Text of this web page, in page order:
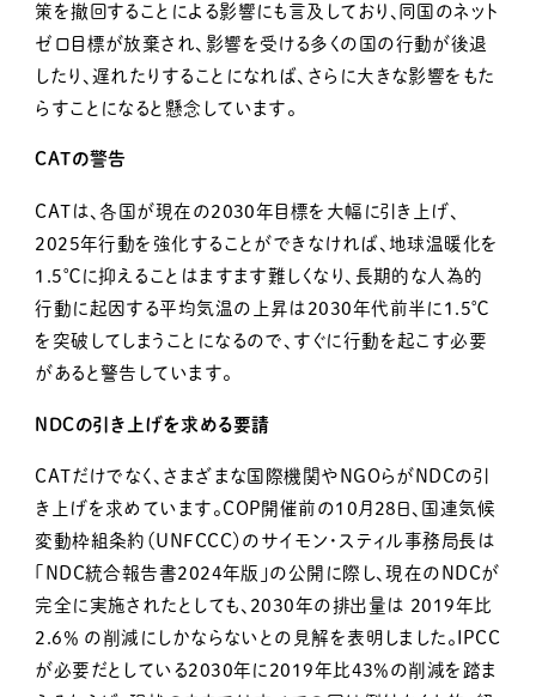
策を撤回することによる影響にも言及しており、同国のネット
ゼロ目標が放棄され、影響を受ける多くの国の行動が後退
したり、遅れたりすることになれば、さらに大きな影響をもた
らすことになると懸念しています。
CATの警告
CATは、各国が現在の2030年目標を大幅に引き上げ、
2025年行動を強化することができなければ、地球温暖化を
1.5℃に抑えることはますます難しくなり、長期的な人為的
行動に起因する平均気温の上昇は2030年代前半に1.5℃
を突破してしまうことになるので、すぐに行動を起こす必要
があると警告しています。
NDCの引き上げを求める要請
CATだけでなく、さまざまな国際機関やNGOらがNDCの引
き上げを求めています。COP開催前の10月28日、国連気候
変動枠組条約（UNFCCC）のサイモン・スティル事務局長は
「NDC統合報告書2024年版」の公開に際し、現在のNDCが
完全に実施されたとしても、2030年の排出量は 2019年比
2.6％ の削減にしかならないとの見解を表明しました。IPCC
が必要だとしている2030年に2019年比43％の削減を踏ま